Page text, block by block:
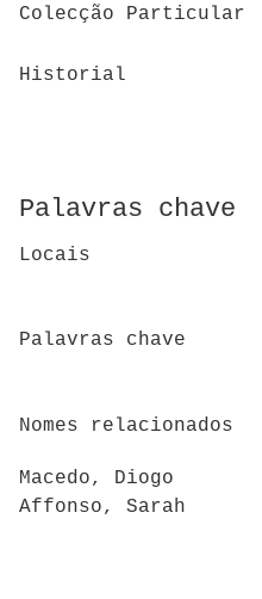
Colecção Particular
Historial
Palavras chave
Locais
Palavras chave
Nomes relacionados
Macedo, Diogo
Affonso, Sarah